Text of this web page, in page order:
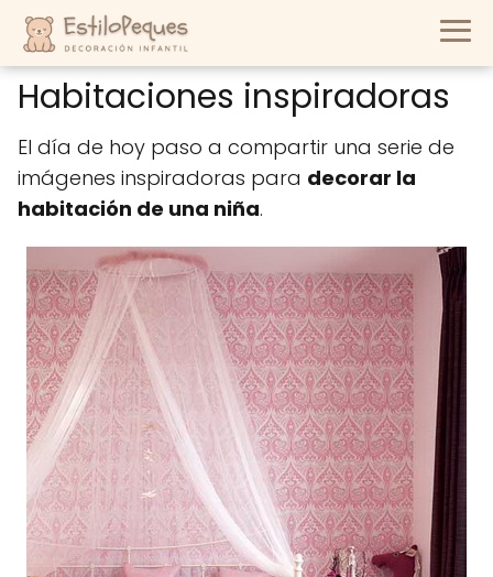
Habitaciones inspiradoras
El día de hoy paso a compartir una serie de
imágenes inspiradoras para decorar la
habitación de una niña.